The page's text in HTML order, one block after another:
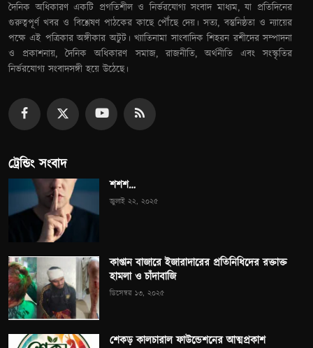
দৈনিক অধিকারণ একটি প্রগতিশীল ও নির্ভরযোগ্য সংবাদ মাধ্যম, যা প্রতিদিনের
গুরুত্বপূর্ণ খবর ও বিশ্লেষণ পাঠকের কাছে পৌঁছে দেয়। সত্য, বস্তুনিষ্ঠতা ও ন্যায়ের
পক্ষে এই পত্রিকার অঙ্গীকার অটুট। খ্যাতিনামা সাংবাদিক শিহরন রশীদের সম্পাদনা
ও প্রকাশনায়, দৈনিক অধিকারণ সমাজ, রাজনীতি, অর্থনীতি এবং সংস্কৃতির
নির্ভরযোগ্য সংবাদসঙ্গী হয়ে উঠেছে।
ট্রেন্ডিং সংবাদ
শশশ…
জুলাই ২২, ২০২৫
কাপ্তান বাজারে ইজারাদারের প্রতিনিধিদের রক্তাক্ত
হামলা ও চাঁদাবাজি
ডিসেম্বর ১৩, ২০২৫
শেকড় কালচারাল ফাউন্ডেশনের আত্মপ্রকাশ